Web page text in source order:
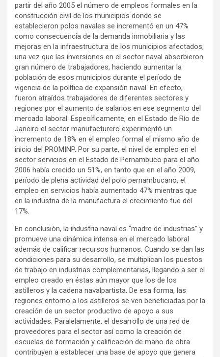
partir del año 2005 el número de empleos formales en la
construcción civil de los municipios donde se
establecieron polos navales se incrementó en un 47%
como consecuencia de la demanda inmobiliaria y las
mejoras en la infraestructura de los municipios afectados,
una vez que las inversiones en el sector naval absorbieron
gran número de trabajadores, haciendo aumentar la
población de esos municipios durante el período de
vigencia de la política de expansión naval. En efecto,
fueron atraídos trabajadores de diferentes sectores y
regiones por el aumento de salarios en ese segmento del
mercado laboral. Específicamente, en el Estado de Río de
Janeiro el sector manufacturero experimentó un
incremento de 18% en el empleo formal el mismo año de
inicio del PROMINP. Por su parte, el nivel de empleo en el
sector servicios en el Estado de Pernambuco para el año
2006 había crecido un 51%, en tanto que en el año 2009,
período de plena actividad del polo pernambucano, el
empleo en servicios había aumentado 47% mientras que
en la industria de la manufactura el crecimiento fue del
17%.
En conclusión, la industria naval es “madre de industrias” y
promueve una dinámica intensa en el mercado laboral
además de calificar recursos humanos. Cuando se dan las
condiciones para su desarrollo, se multiplican los puestos
de trabajo en industrias complementarias, llegando a ser el
empleo creado en éstas aún mayor que los de los
astilleros y la cadena navalpartista. De esa forma, las
regiones entorno a los astilleros se ven beneficiadas por la
creación de un sector productivo de apoyo a sus
actividades. Paralelamente, el desarrollo de una red de
proveedores para el sector así como la creación de
escuelas de formación y calificación de mano de obra
contribuyen a establecer una base de apoyo que genera